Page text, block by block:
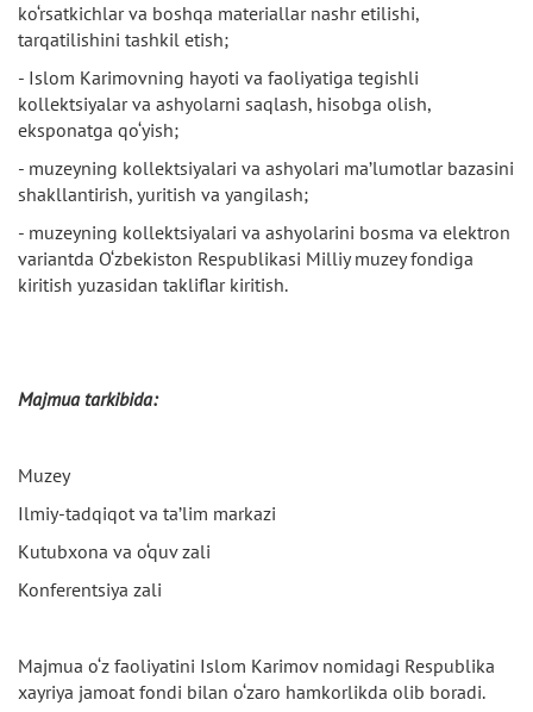
ko‘rsatkichlar va boshqa materiallar nashr etilishi,
tarqatilishini tashkil etish;
- Islom Karimovning hayoti va faoliyatiga tegishli
kollektsiyalar va ashyolarni saqlash, hisobga olish,
eksponatga qo‘yish;
- muzeyning kollektsiyalari va ashyolari ma’lumotlar bazasini
shakllantirish, yuritish va yangilash;
- muzeyning kollektsiyalari va ashyolarini bosma va elektron
variantda O‘zbekiston Respublikasi Milliy muzey fondiga
kiritish yuzasidan takliflar kiritish.
Majmua tarkibida:
Muzey
Ilmiy-tadqiqot va ta’lim markazi
Kutubxona va o‘quv zali
Konferentsiya zali
Majmua o‘z faoliyatini Islom Karimov nomidagi Respublika
xayriya jamoat fondi bilan o‘zaro hamkorlikda olib boradi.